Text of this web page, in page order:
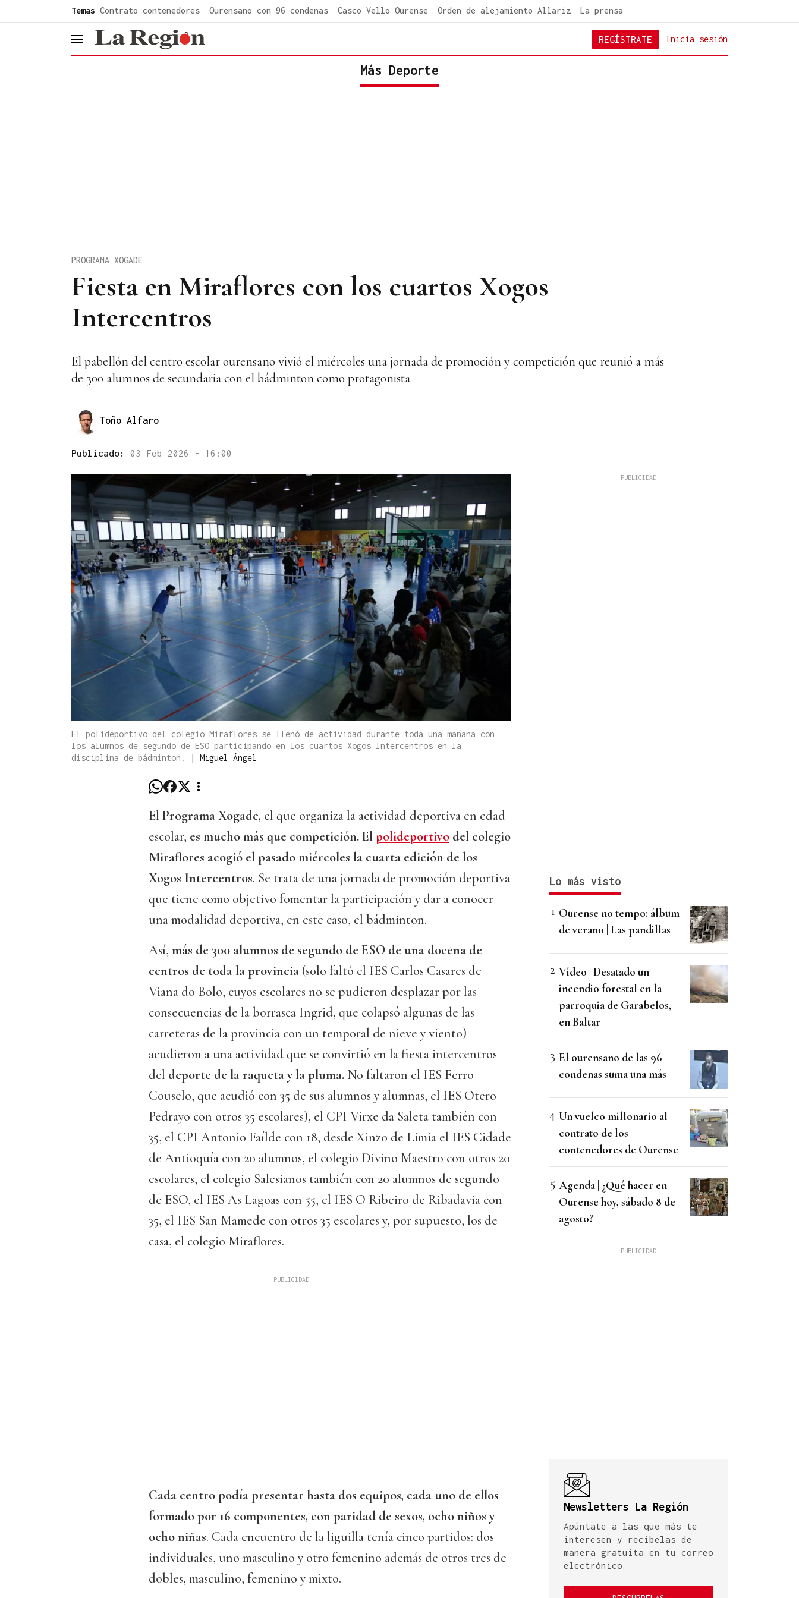
Temas Contrato contenedores Ourensano con 96 condenas Casco Vello Ourense Orden de alejamiento Allariz La prensa
header.menu.open Inicia sesión
REGÍSTRATE
Más Deporte
Fiesta en Miraflores con los cuartos Xogos
Intercentros
PROGRAMA XOGADE
El pabellón del centro escolar ourensano vivió el miércoles una jornada de promoción y competición que reunió a más
de 300 alumnos de secundaria con el bádminton como protagonista
Toño Alfaro
Publicado: 03 Feb 2026 - 16:00
El polideportivo del colegio Miraflores se llenó de actividad durante toda una mañana con
los alumnos de segundo de ESO participando en los cuartos Xogos Intercentros en la
disciplina de bádminton.
| Miguel Ángel
El Programa Xogade, el que organiza la actividad deportiva en edad
escolar, es mucho más que competición. Elpolideportivo del colegio
Miraflores acogió el pasado miércoles la cuarta edición de los
Xogos Intercentros. Se trata de una jornada de promoción deportiva
que tiene como objetivo fomentar la participación y dar a conocer
una modalidad deportiva, en este caso, el bádminton.
Así, más de 300 alumnos de segundo de ESO de una docena de
centros de toda la provincia (solo faltó el IES Carlos Casares de
Viana do Bolo, cuyos escolares no se pudieron desplazar por las
consecuencias de la borrasca Ingrid, que colapsó algunas de las
carreteras de la provincia con un temporal de nieve y viento)
acudieron a una actividad que se convirtió en la fiesta intercentros
del deporte de la raqueta y la pluma. No faltaron el IES Ferro
Couselo, que acudió con 35 de sus alumnos y alumnas, el IES Otero
Pedrayo con otros 35 escolares), el CPI Virxe da Saleta también con
35, el CPI Antonio Faílde con 18, desde Xinzo de Limia el IES Cidade
de Antioquía con 20 alumnos, el colegio Divino Maestro con otros 20
escolares, el colegio Salesianos también con 20 alumnos de segundo
de ESO, el IES As Lagoas con 55, el IES O Ribeiro de Ribadavia con
35, el IES San Mamede con otros 35 escolares y, por supuesto, los de
casa, el colegio Miraflores.
Cada centro podía presentar hasta dos equipos, cada uno de ellos
formado por 16 componentes, con paridad de sexos, ocho niños y
ocho niñas. Cada encuentro de la liguilla tenía cinco partidos: dos
individuales, uno masculino y otro femenino además de otros tres de
dobles, masculino, femenino y mixto.
Lo más visto
Ourense no tempo: álbum
de verano | Las pandillas
Vídeo | Desatado un
incendio forestal en la
parroquia de Garabelos,
en Baltar
El ourensano de las 96
condenas suma una más
Un vuelco millonario al
contrato de los
contenedores de Ourense
Agenda | ¿Qué hacer en
Ourense hoy, sábado 8 de
agosto?
Newsletters La Región
Apúntate a las que más te
interesen y recíbelas de
manera gratuita en tu correo
electrónico